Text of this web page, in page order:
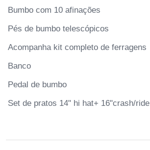
Bumbo com 10 afinações
Pés de bumbo telescópicos
Acompanha kit completo de ferragens
Banco
Pedal de bumbo
Set de pratos 14" hi hat+ 16"crash/ride